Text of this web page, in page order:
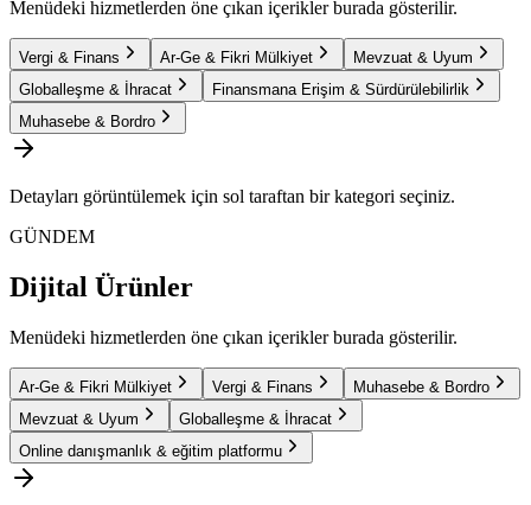
Menüdeki hizmetlerden öne çıkan içerikler burada gösterilir.
Vergi & Finans Ar-Ge & Fikri Mülkiyet
Mevzuat & Uyum
Globalleşme & İhracat
Finansmana Erişim & Sürdürülebilirlik
Muhasebe & Bordro
Detayları görüntülemek için sol taraftan bir kategori seçiniz.
GÜNDEM
Dijital Ürünler
Menüdeki hizmetlerden öne çıkan içerikler burada gösterilir.
Ar-Ge & Fikri Mülkiyet Vergi & Finans
Muhasebe & Bordro
Mevzuat & Uyum
Globalleşme & İhracat
Online danışmanlık & eğitim platformu